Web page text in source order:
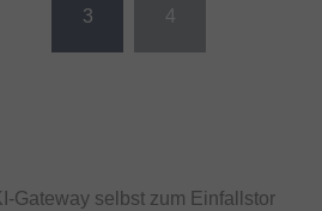
3 4
Gateway selbst zum Einfallstor